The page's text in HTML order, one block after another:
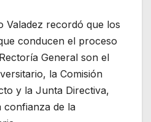
Valadez recordó que los
conducen el proceso
General son el
la Comisión
y la Junta Directiva,
confianza de la